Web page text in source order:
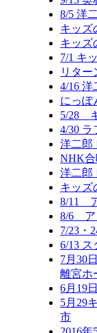
8/5 洋
キッズ
キッズ
7/1 キ
リタ
4/16 洋
にっぽ
5/28
4/30
洋二郎
NHK
洋二郎
キッズ
8/11
8/6 ア
7/23・
6/13
7月30
離宮ホ
6月19
5月29
市